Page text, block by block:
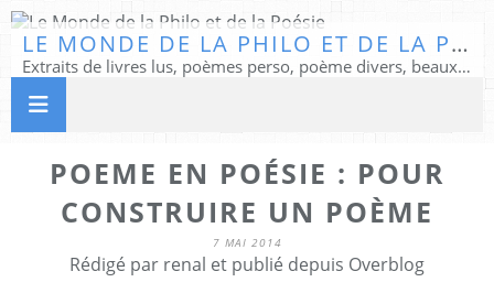
LE MONDE DE LA PHILO ET DE LA POÉSIE
Extraits de livres lus, poèmes perso, poème divers, beaux textes...
POEME EN POÉSIE : POUR
CONSTRUIRE UN POÈME
7 MAI 2014
Rédigé par renal et publié depuis Overblog